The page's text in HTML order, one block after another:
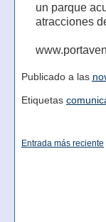
un parque
atracciones
Publicado a las
Etiquetas
Entrada más reciente